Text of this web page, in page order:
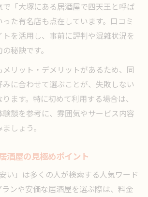
「大塚にある居酒屋で四天王と呼ば
た有名店も点在しています。口コミ
を活用し、事前に評判や混雑状況を
秘訣です。
リット・デメリットがあるため、同
に合わせて選ぶことが、失敗しない
ます。特に初めて利用する場合は、
談を参考に、雰囲気やサービス内容
しょう。
酒屋の見極めポイント
い」は多くの人が検索する人気ワード
ンや安価な居酒屋を選ぶ際は、料金